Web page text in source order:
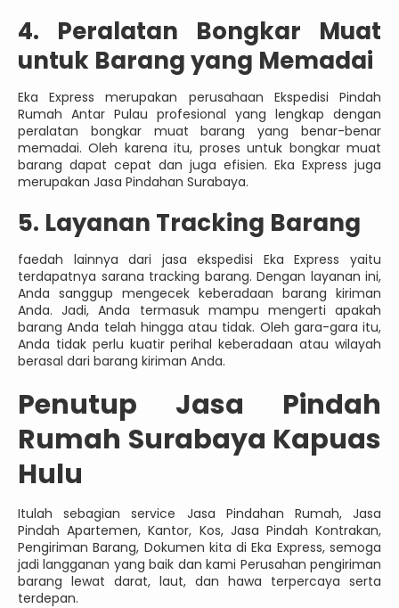
4. Peralatan Bongkar Muat
untuk Barang yang Memadai
Eka Express merupakan perusahaan Ekspedisi Pindah
Rumah Antar Pulau profesional yang lengkap dengan
peralatan bongkar muat barang yang benar-benar
memadai. Oleh karena itu, proses untuk bongkar muat
barang dapat cepat dan juga efisien. Eka Express juga
merupakan Jasa Pindahan Surabaya.
5. Layanan Tracking Barang
faedah lainnya dari jasa ekspedisi Eka Express yaitu
terdapatnya sarana tracking barang. Dengan layanan ini,
Anda sanggup mengecek keberadaan barang kiriman
Anda. Jadi, Anda termasuk mampu mengerti apakah
barang Anda telah hingga atau tidak. Oleh gara-gara itu,
Anda tidak perlu kuatir perihal keberadaan atau wilayah
berasal dari barang kiriman Anda.
Penutup Jasa Pindah
Rumah Surabaya Kapuas
Hulu
Itulah sebagian service Jasa Pindahan Rumah, Jasa
Pindah Apartemen, Kantor, Kos, Jasa Pindah Kontrakan,
Pengiriman Barang, Dokumen kita di Eka Express, semoga
jadi langganan yang baik dan kami Perusahan pengiriman
barang lewat darat, laut, dan hawa terpercaya serta
terdepan.